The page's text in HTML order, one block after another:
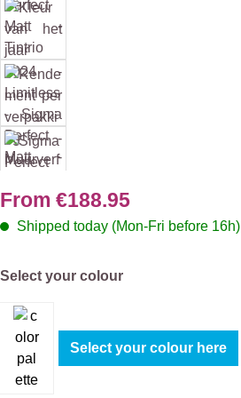
From €188.95
Shipped today (Mon-Fri before 16h)
Select
Select your colour
Select your colour here